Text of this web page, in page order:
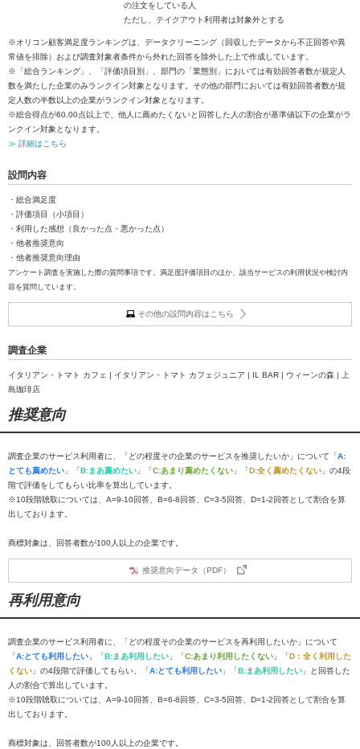
の注文をしている人
ただし、テイクアウト利用者は対象外とする
※オリコン顧客満足度ランキングは、データクリーニング（回収したデータから不正回答や異
常値を排除）および調査対象者条件から外れた回答を除外した上で作成しています。
※「総合ランキング」、「評価項目別」、部門の「業態別」においては有効回答者数が規定人
数を満たした企業のみランクイン対象となります。その他の部門においては有効回答者数が規
定人数の半数以上の企業がランクイン対象となります。
※総合得点が60.00点以上で、他人に薦めたくないと回答した人の割合が基準値以下の企業がラ
ンクイン対象となります。
≫ 詳細はこちら
設問内容
・総合満足度
・評価項目（小項目）
・利用した感想（良かった点・悪かった点）
・他者推奨意向
・他者推奨意向理由
アンケート調査を実施した際の質問事項です。満足度評価項目のほか、該当サービスの利用状況や検討内
容を質問しています。
その他の設問内容はこちら
調査企業
イタリアン・トマト カフェ | イタリアン・トマト カフェジュニア | IL BAR | ウィーンの森 | 上
島珈琲店
推奨意向
調査企業のサービス利用者に、「どの程度その企業のサービスを推奨したいか」について「A:
とても薦めたい 」「B:まあ薦めたい 」「C:あまり薦めたくない 」「D:全く薦めたくない 」の4段
階で評価をしてもらい比率を算出しています。
※10段階聴取については、A=9-10回答、B=6-8回答、C=3-5回答、D=1-2回答として割合を算
出しております。
商標対象は、回答者数が100人以上の企業です。
推奨意向データ（PDF）
再利用意向
調査企業のサービス利用者に、「どの程度その企業のサービスを再利用したいか」について
「A:とても利用したい 」「B:まあ利用したい 」「C:あまり利用したくない 」「D：全く利用した
くない 」の4段階で評価してもらい、「A:とても利用したい 」「B:まあ利用したい 」と回答した
人の割合で算出しています。
※10段階聴取については、A=9-10回答、B=6-8回答、C=3-5回答、D=1-2回答として割合を算
出しております。
商標対象は、回答者数が100人以上の企業です。